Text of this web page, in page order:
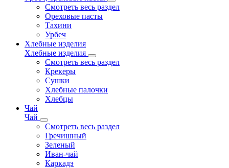
Смотреть весь раздел
Ореховые пасты
Тахини
Урбеч
Хлебные изделия
Хлебные изделия
Смотреть весь раздел
Крекеры
Сушки
Хлебные палочки
Хлебцы
Чай
Чай
Смотреть весь раздел
Гречишный
Зеленый
Иван-чай
Каркадэ